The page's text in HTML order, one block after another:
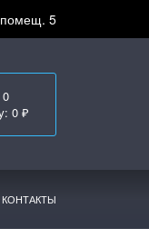
помещ. 5
0 ₽
КОНТАКТЫ